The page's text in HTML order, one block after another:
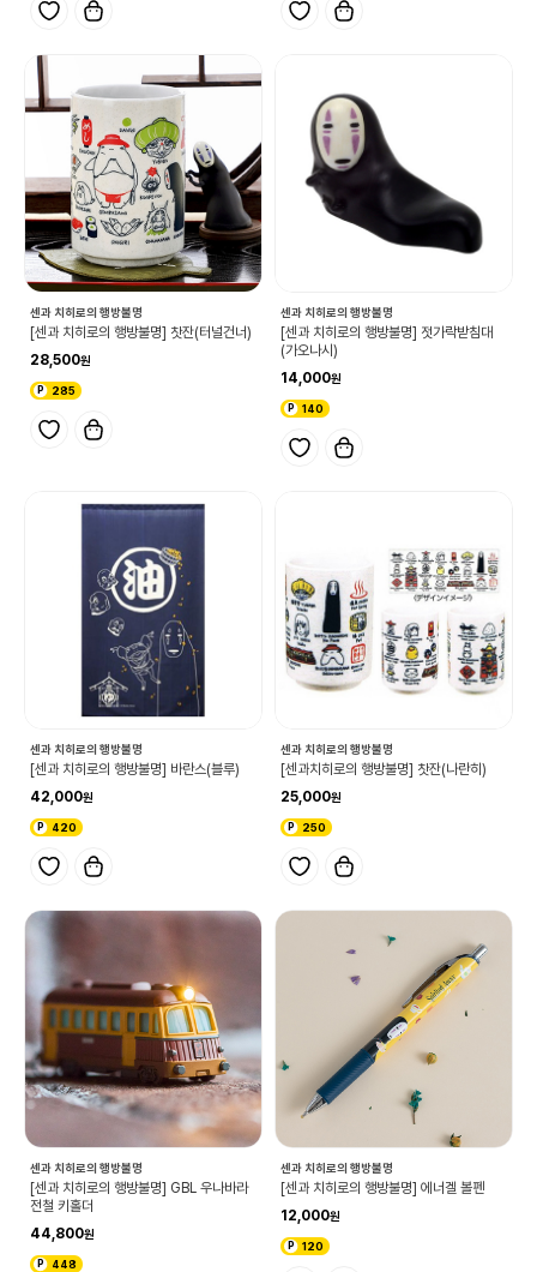
센과 치히로의 행방불명
[센과 치히로의 행방불명] 찻잔(터널건너)
28,500
285
센과 치히로의 행방불명
[센과 치히로의 행방불명] 젓가락받침대
(가오나시)
14,000
140
센과 치히로의 행방불명
[센과 치히로의 행방불명] 바란스(블루)
42,000
420
센과 치히로의 행방불명
[센과치히로의 행방불명] 찻잔(나란히)
25,000
250
센과 치히로의 행방불명
[센과 치히로의 행방불명] GBL 우나바라
전철 키홀더
44,800
448
센과 치히로의 행방불명
[센과 치히로의 행방불명] 에너겔 볼펜
12,000
120